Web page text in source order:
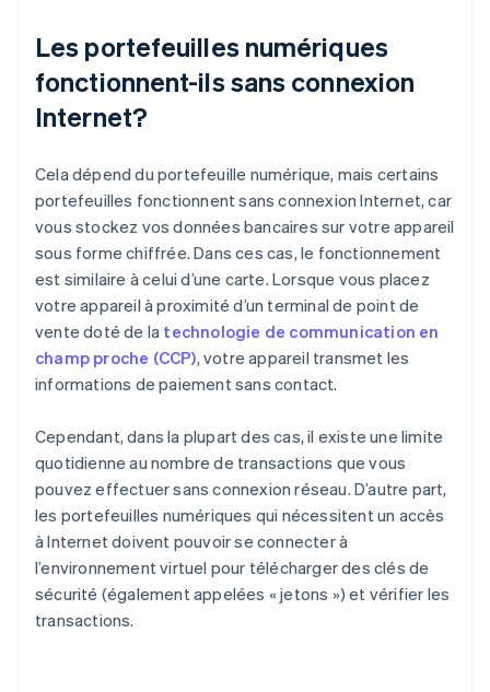
Les portefeuilles numériques
fonctionnent-ils sans connexion
Internet?
Cela dépend du portefeuille numérique, mais certains
portefeuilles fonctionnent sans connexion Internet, car
vous stockez vos données bancaires sur votre appareil
sous forme chiffrée. Dans ces cas, le fonctionnement
est similaire à celui d’une carte. Lorsque vous placez
votre appareil à proximité d’un terminal de point de
vente doté de la technologie de communication en
champ proche (CCP), votre appareil transmet les
informations de paiement sans contact.
Cependant, dans la plupart des cas, il existe une limite
quotidienne au nombre de transactions que vous
pouvez effectuer sans connexion réseau. D’autre part,
les portefeuilles numériques qui nécessitent un accès
à Internet doivent pouvoir se connecter à
l’environnement virtuel pour télécharger des clés de
sécurité (également appelées « jetons ») et vérifier les
transactions.